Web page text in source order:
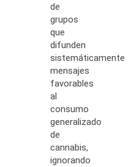
de
grupos
que
difunden
sistemáticamente
mensajes
favorables
al
consumo
generalizado
de
cannabis,
ignorando